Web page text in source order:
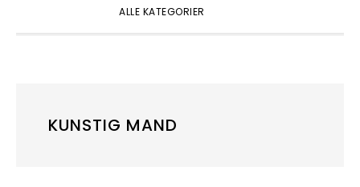
ALLE KATEGORIER
KUNSTIG MAND